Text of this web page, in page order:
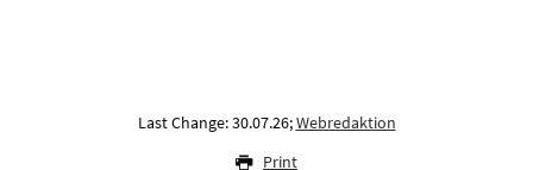
Last Change: 30.07.26;Webredaktion
Print